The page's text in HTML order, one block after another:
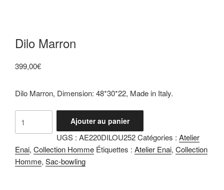
Dilo Marron
399,00€
Dilo Marron, Dimension: 48*30*22, Made in Italy.
Marron
Ajouter au panier
UGS : AE220DILOU252 Catégories : Atelier
Enai, Collection Homme Étiquettes : Atelier Enai, Collection
Homme, Sac-bowling